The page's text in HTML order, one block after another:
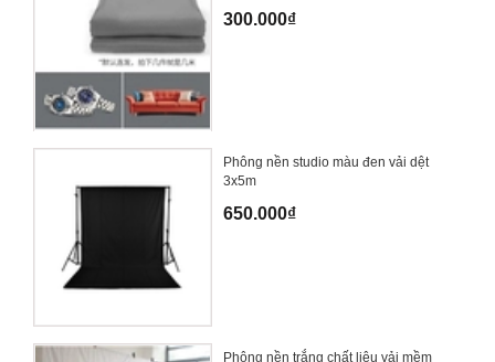
300.000₫
Phông nền studio màu đen vải dệt
3x5m
650.000₫
Phông nền trắng chất liệu vải mềm